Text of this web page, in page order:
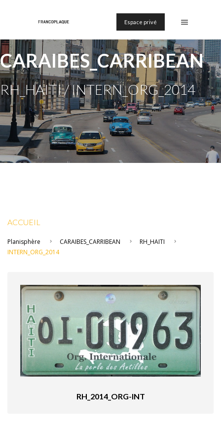
Espace privé
CARAIBES_CARRIBEAN
RH_HAITI / INTERN_ORG_2014
ACCUEIL
Planisphère CARAIBES_CARRIBEAN
RH_HAITI
INTERN_ORG_2014
RH_2014_ORG-INT